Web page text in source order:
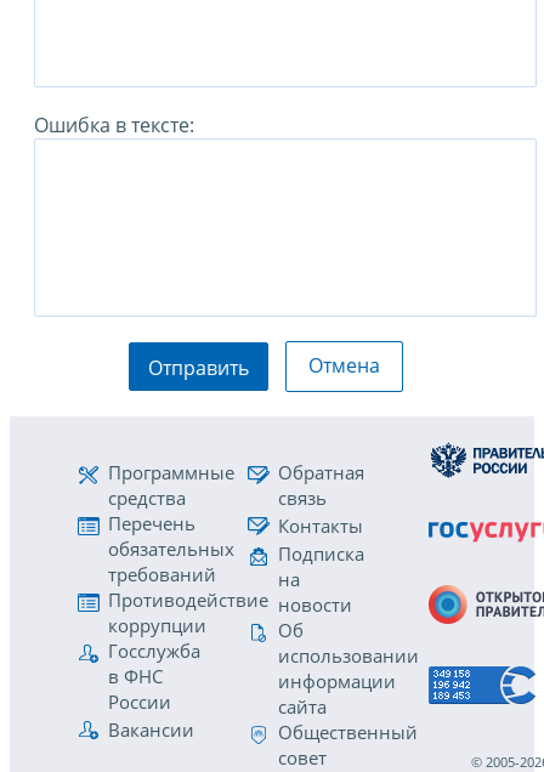
Ошибка в тексте:
Отправить Отмена
Программные
средства
Перечень
обязательных
требований
Противодействие
коррупции
Госслужба
в ФНС
России
Вакансии
Обратная
связь
Контакты
Подписка
на
новости
Об
использовании
информации
сайта
Общественный
совет
© 2005-